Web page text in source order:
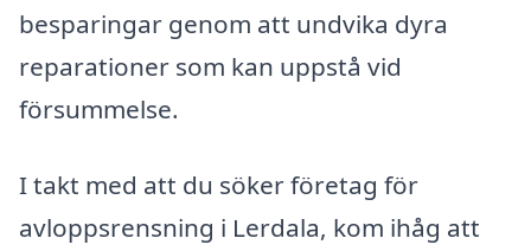
besparingar genom att undvika dyra
reparationer som kan uppstå vid
försummelse.
I takt med att du söker företag för
avloppsrensning i Lerdala, kom ihåg att